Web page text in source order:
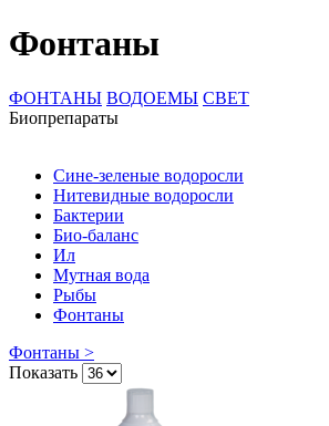
Фонтаны
ФОНТАНЫ ВОДОЕМЫ СВЕТ
Биопрепараты
Сине-зеленые водоросли
Нитевидные водоросли
Бактерии
Био-баланс
Ил
Мутная вода
Рыбы
Фонтаны
Фонтаны >
Показать